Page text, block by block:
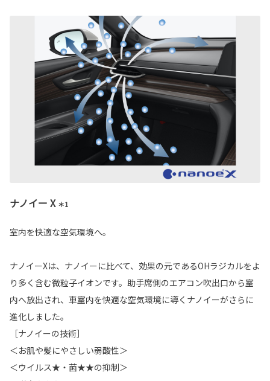
ナノイー X ＊1
室内を快適な空気環境へ。
ナノイーXは、ナノイーに比べて、効果の元であるOHラジカルをよ
り多く含む微粒子イオンです。助手席側のエアコン吹出口から室
内へ放出され、車室内を快適な空気環境に導くナノイーがさらに
進化しました。
［ナノイーの技術］
＜お肌や髪にやさしい弱酸性＞
＜ウイルス★・菌★★の抑制＞